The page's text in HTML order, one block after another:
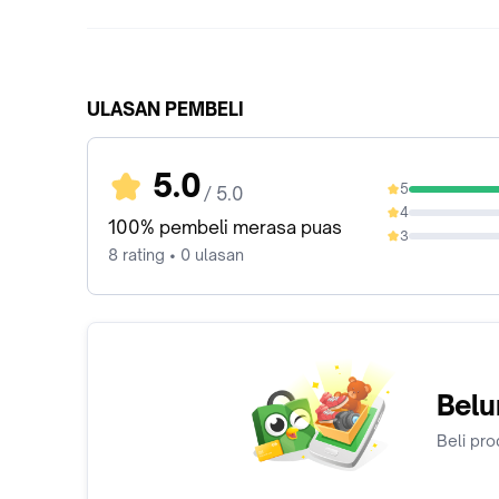
ULASAN PEMBELI
5.0 / 5.0
100% pembeli merasa puas
8 rating • 0 ulasan
5
100%
4
0%
3
0%
Beli